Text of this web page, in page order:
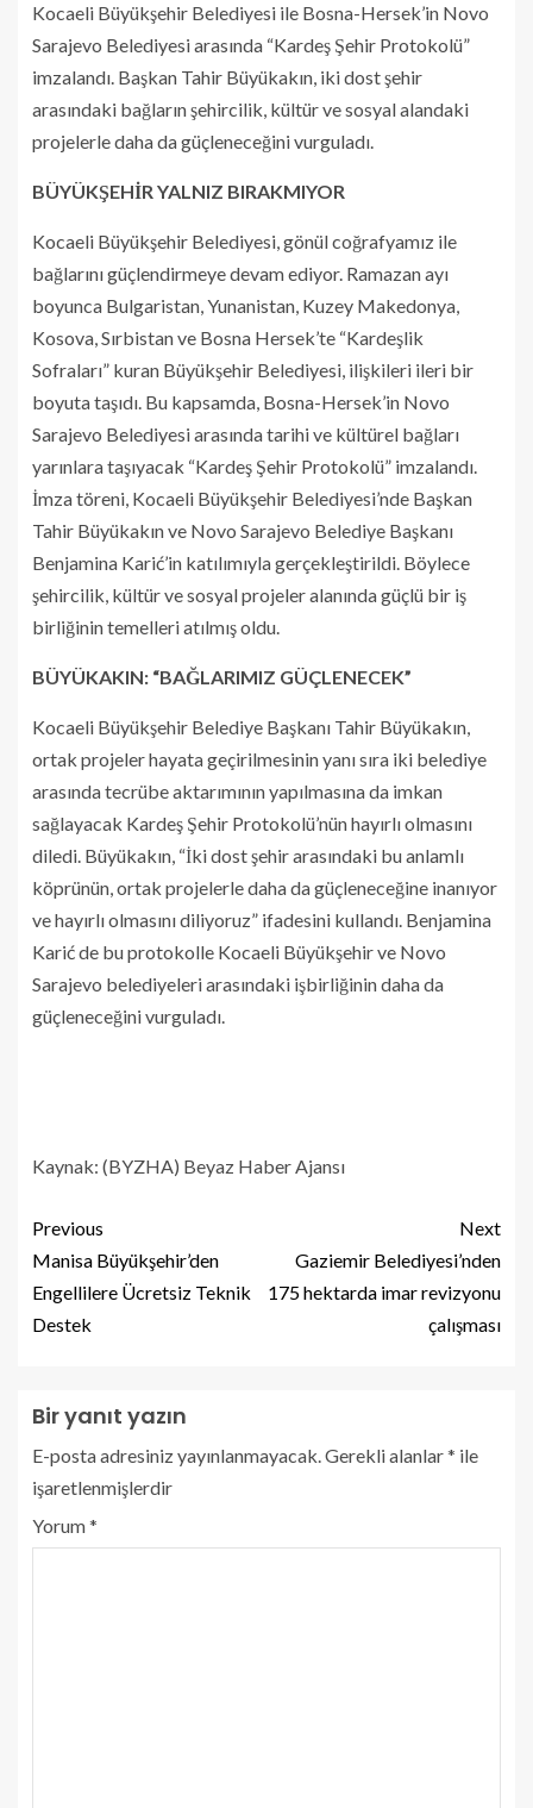
Kocaeli Büyükşehir Belediyesi ile Bosna-Hersek’in Novo
Sarajevo Belediyesi arasında “Kardeş Şehir Protokolü”
imzalandı. Başkan Tahir Büyükakın, iki dost şehir
arasındaki bağların şehircilik, kültür ve sosyal alandaki
projelerle daha da güçleneceğini vurguladı.
BÜYÜKŞEHİR YALNIZ BIRAKMIYOR
Kocaeli Büyükşehir Belediyesi, gönül coğrafyamız ile
bağlarını güçlendirmeye devam ediyor. Ramazan ayı
boyunca Bulgaristan, Yunanistan, Kuzey Makedonya,
Kosova, Sırbistan ve Bosna Hersek’te “Kardeşlik
Sofraları” kuran Büyükşehir Belediyesi, ilişkileri ileri bir
boyuta taşıdı. Bu kapsamda, Bosna-Hersek’in Novo
Sarajevo Belediyesi arasında tarihi ve kültürel bağları
yarınlara taşıyacak “Kardeş Şehir Protokolü” imzalandı.
İmza töreni, Kocaeli Büyükşehir Belediyesi’nde Başkan
Tahir Büyükakın ve Novo Sarajevo Belediye Başkanı
Benjamina Karić’in katılımıyla gerçekleştirildi. Böylece
şehircilik, kültür ve sosyal projeler alanında güçlü bir iş
birliğinin temelleri atılmış oldu.
BÜYÜKAKIN: “BAĞLARIMIZ GÜÇLENECEK”
Kocaeli Büyükşehir Belediye Başkanı Tahir Büyükakın,
ortak projeler hayata geçirilmesinin yanı sıra iki belediye
arasında tecrübe aktarımının yapılmasına da imkan
sağlayacak Kardeş Şehir Protokolü’nün hayırlı olmasını
diledi. Büyükakın, “İki dost şehir arasındaki bu anlamlı
köprünün, ortak projelerle daha da güçleneceğine inanıyor
ve hayırlı olmasını diliyoruz” ifadesini kullandı. Benjamina
Karić de bu protokolle Kocaeli Büyükşehir ve Novo
Sarajevo belediyeleri arasındaki işbirliğinin daha da
güçleneceğini vurguladı.
Kaynak: (BYZHA) Beyaz Haber Ajansı
Previous
Manisa Büyükşehir’den
Engellilere Ücretsiz Teknik
Destek
Next
Gaziemir Belediyesi’nden
175 hektarda imar revizyonu
çalışması
Bir yanıt yazın
E-posta adresiniz yayınlanmayacak.Gerekli alanlar* ile
işaretlenmişlerdir
Yorum*